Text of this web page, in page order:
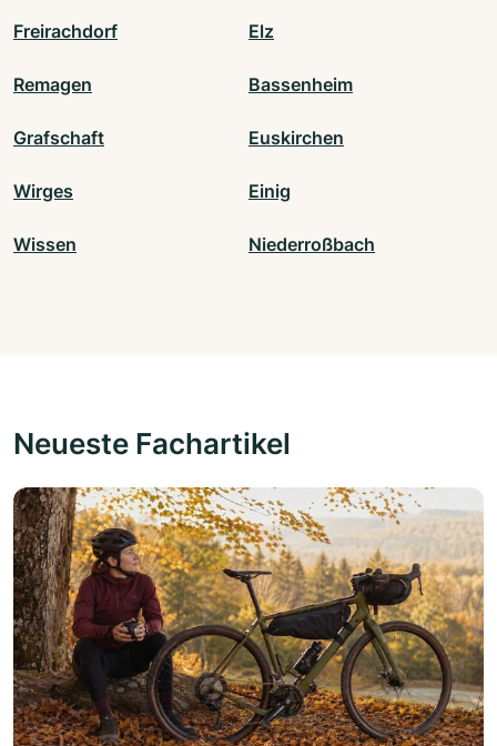
Freirachdorf Elz
Remagen Bassenheim
Grafschaft Euskirchen
Wirges Einig
Wissen Niederroßbach
Neueste Fachartikel